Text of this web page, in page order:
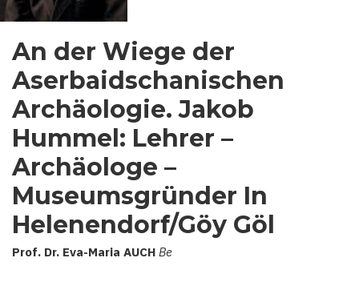
An der Wiege der
Aserbaidschanischen
Archäologie. Jakob
Hummel: Lehrer –
Archäologe –
Museumsgründer In
Helenendorf/Göy Göl
Prof. Dr. Eva-Maria AUCH Be